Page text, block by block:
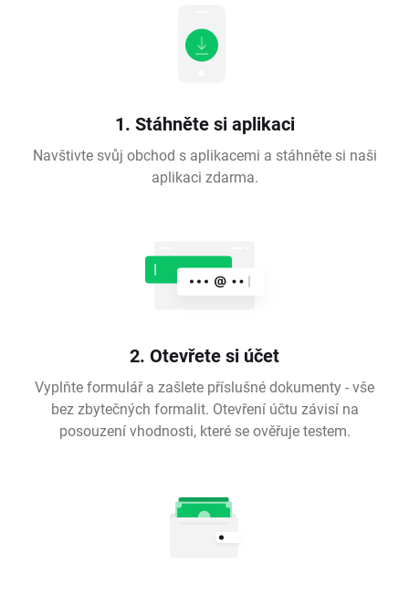
1. Stáhněte si aplikaci
Navštivte svůj obchod s aplikacemi a stáhněte si naši
aplikaci zdarma.
2. Otevřete si účet
Vyplňte formulář a zašlete příslušné dokumenty - vše
bez zbytečných formalit. Otevření účtu závisí na
posouzení vhodnosti, které se ověřuje testem.